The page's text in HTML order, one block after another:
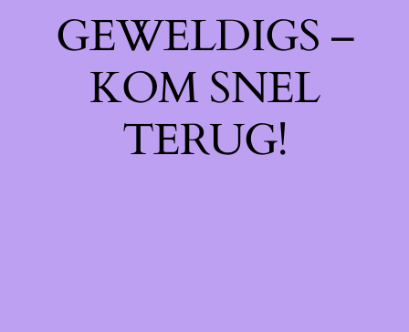
GEWELDIGS –
KOM SNEL
TERUG!